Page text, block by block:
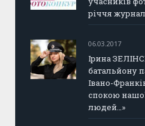
річчя
06.03.2017
Ірина
батальйону
Івано-
спокою
людей…»